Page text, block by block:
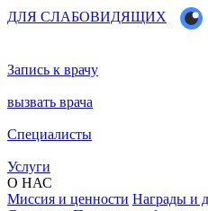
ДЛЯ СЛАБОВИДЯЩИХ
Запись к врачу
вызвать врача
Специалисты
Услуги
О НАС
Миссия и ценности Награды и